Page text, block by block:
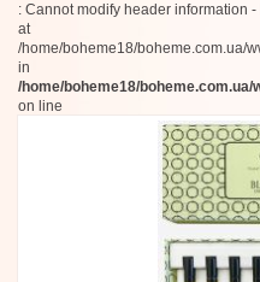
: Cannot modify header information
at
/home/boheme18/boheme.com.ua/
in
/home/boheme18/
on line